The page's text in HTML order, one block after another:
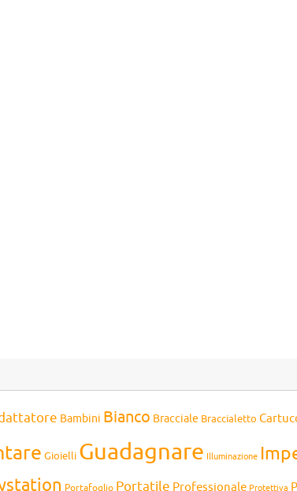
Bambini Bianco Bracciale Braccialetto
Gioielli Guadagnare Illuminazione
Portafoglio Portatile Professionale Protettiva